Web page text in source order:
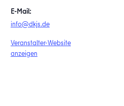
E-Mail:
info@dkjs.de
Veranstalter-Website
anzeigen